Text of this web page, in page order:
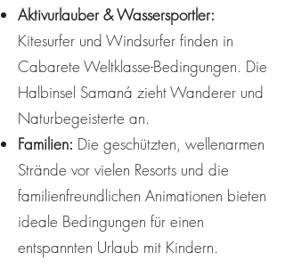
Aktivurlauber & Wassersportler:
Kitesurfer und Windsurfer finden in
Cabarete Weltklasse-Bedingungen. Die
Halbinsel Samaná zieht Wanderer und
Naturbegeisterte an.
Familien: Die geschützten, wellenarmen
Strände vor vielen Resorts und die
familienfreundlichen Animationen bieten
ideale Bedingungen für einen
entspannten Urlaub mit Kindern.